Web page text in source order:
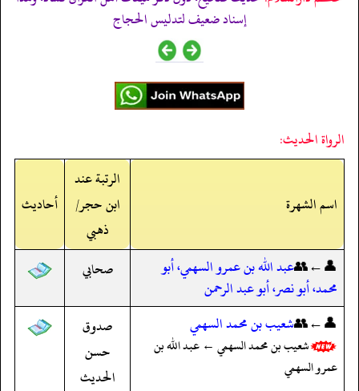
إسناد ضعيف لتدليس الحجاج
الرواة الحديث:
اسم الشهرة
الرتبة عند
ابن حجر/
ذهبي
أحاديث
👤←👥عبد الله بن عمرو السهمي، أبو
محمد، أبو نصر، أبو عبد الرحمن
صحابي
👤←👥شعيب بن محمد السهمي
شعيب بن محمد السهمي ← عبد الله بن
عمرو السهمي
صدوق
حسن
الحديث